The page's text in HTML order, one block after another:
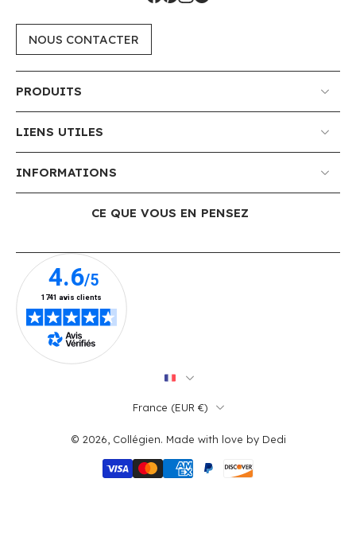
NOUS CONTACTER
PRODUITS
LIENS UTILES
INFORMATIONS
CE QUE VOUS EN PENSEZ
France ‎(EUR €)‎
© 2026, Collégien. Made with love by Dedi